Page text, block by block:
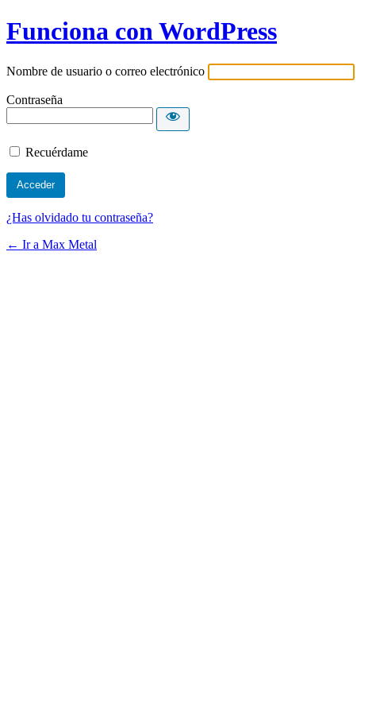
Funciona con WordPress
Nombre de usuario o correo electrónico
Contraseña
Recuérdame
¿Has olvidado tu contraseña?
← Ir a Max Metal